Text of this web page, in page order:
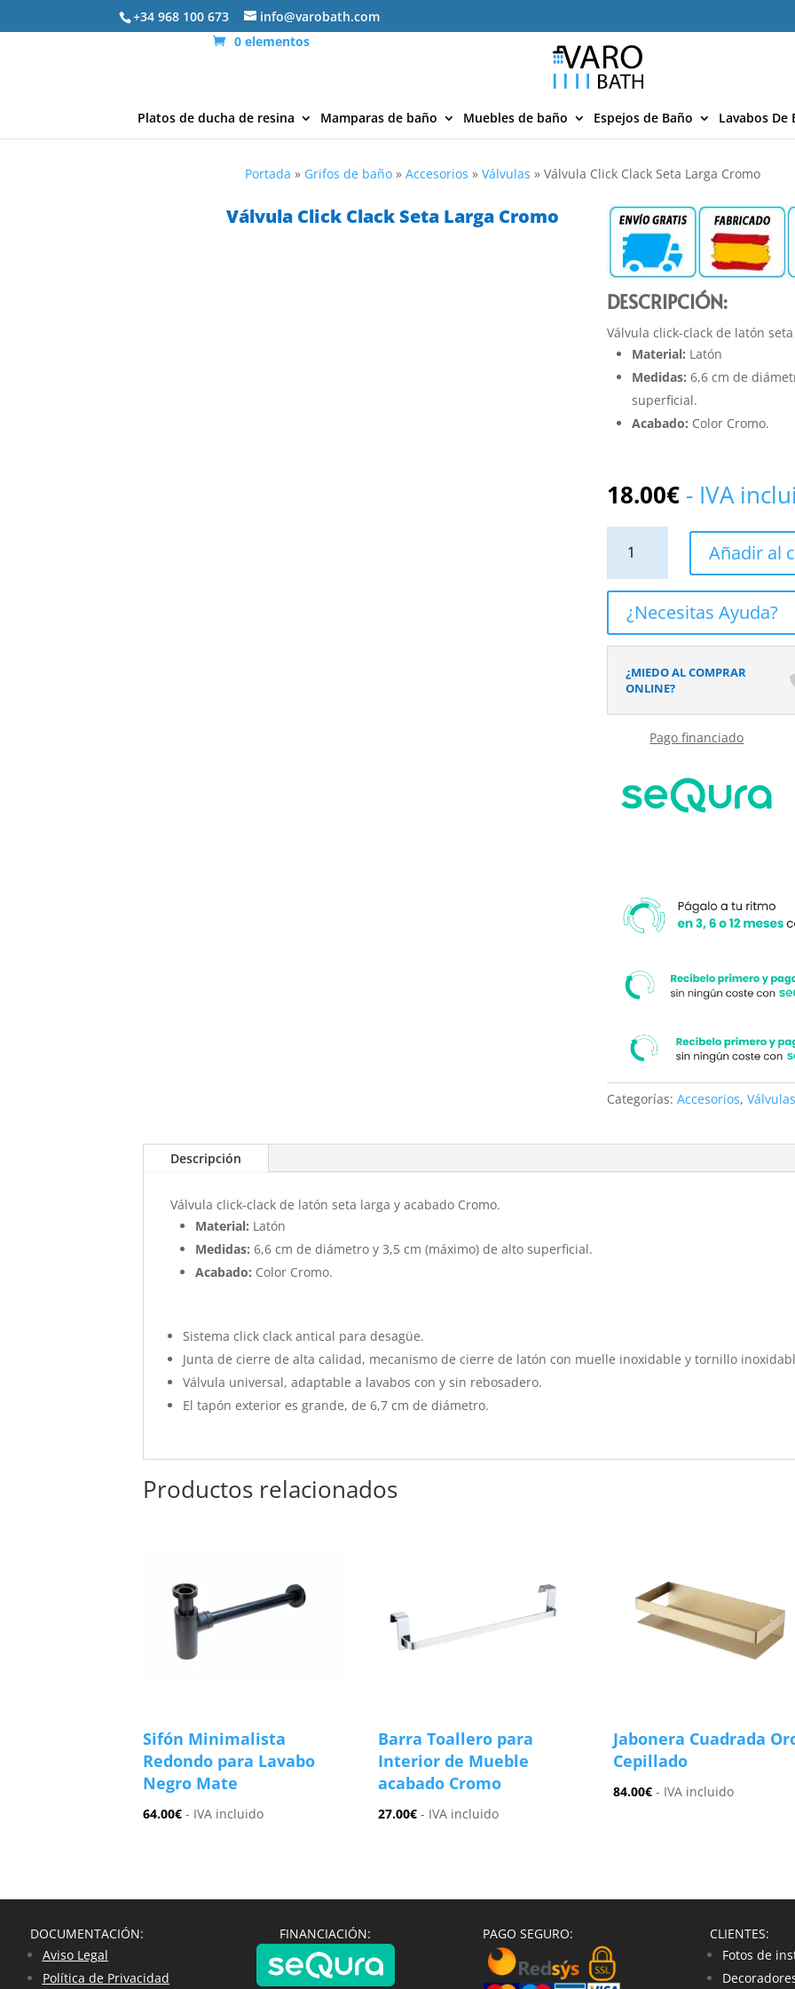
+34 968 100 673
info@varobath.com
0 elementos
Platos de ducha de resina Mamparas de baño Muebles de baño Espejos de Baño Lavabos De
Portada » Grifos de baño »Accesorios »Válvulas »Válvula Click Clack Seta Larga Cromo
Válvula Click Clack Seta Larga Cromo
DESCRIPCIÓN:
Válvula click-clack de latón
Material: Latón
Medidas: 6,6 cm de
superficial.
Acabado: Color Cromo.
18.00€ - IVA
Click
Clack
Seta
Larga
Cromo
Añadir al
¿Necesitas Ayuda?
¿MIEDO AL COMPRAR
ONLINE?
Pago financiado
Categorías:Accesorios,
Descripción
Válvula click-clack de latón seta larga y acabado Cromo.
Material: Latón
Medidas: 6,6 cm de diámetro y 3,5 cm (máximo) de alto superficial.
Acabado: Color Cromo.
Sistema click clack antical para desagüe.
Junta de cierre de alta calidad, mecanismo de cierre de latón con muelle inoxidable y tornillo
Válvula universal, adaptable a lavabos con y sin rebosadero.
El tapón exterior es grande, de 6,7 cm de diámetro.
Productos relacionados
Sifón Minimalista
Redondo para Lavabo
Negro Mate
64.00€ - IVA incluido
Barra Toallero para
Interior de Mueble
acabado Cromo
27.00€ - IVA incluido
Jabonera Cuadrada
Cepillado
84.00€ - IVA incluido
DOCUMENTACIÓN:
Aviso Legal
Política de Privacidad
FINANCIACIÓN: PAGO SEGURO:
CLIENTES:
Fotos de